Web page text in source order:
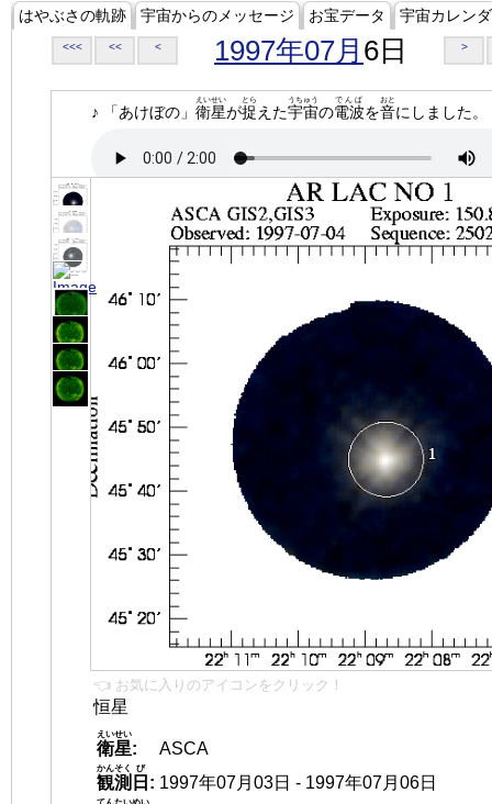
はやぶさの軌跡 宇宙からのメッセージ お宝データ 宇宙カレン
<<< << < 1997年07月 6日 >
♪ 「あけぼの」 衛星
えいせい
が捉
とら
えた宇宙
うちゅう
の電波
でんぱ
を音
おと
にしました。
👈 お気に入りのアイコンをクリック！
恒星
衛星
えいせい
:
ASCA
観測
かんそく
日
び
: 1997年07月03日 - 1997年07月06日